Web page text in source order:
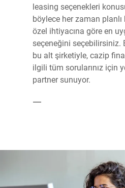
leasing seçenekleri
böylece her zaman
özel ihtiyacına göre en
seçeneğini seçebilirsiniz.
bu alt şirketiyle, cazip
ilgili tüm sorularınız için
partner sunuyor.